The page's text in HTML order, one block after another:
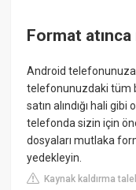
Format
Android telefonunuza
telefonunuzdaki tüm
satın alındığı hali
telefonda sizin için
dosyaları mutlaka
yedekleyin.
Kaynak kaldırma